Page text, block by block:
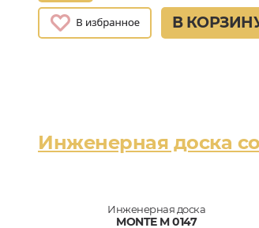
В
Инженерная доска
Инженерная доска
MONTE M 0147